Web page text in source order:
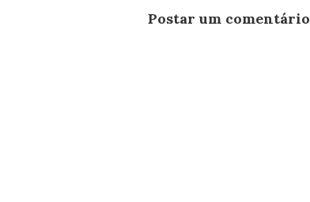
Postar um comentário